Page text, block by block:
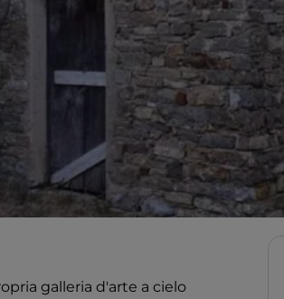
galleria d'arte a cielo